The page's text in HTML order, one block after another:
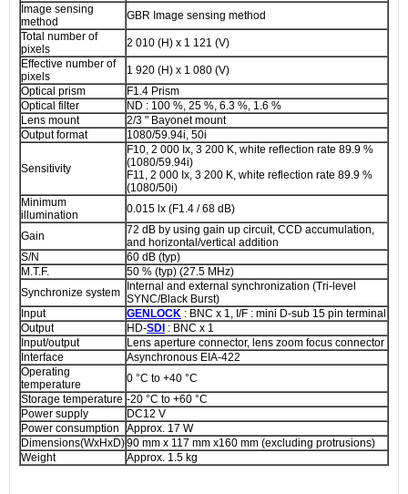
Image sensing
method
GBR Image sensing method
Total number of
pixels
2 010 (H) x 1 121 (V)
Effective number of
pixels
1 920 (H) x 1 080 (V)
Optical prism
F1.4 Prism
Optical filter
ND : 100 %, 25 %, 6.3 %, 1.6 %
Lens mount
2/3 " Bayonet mount
Output format
1080/59.94i, 50i
Sensitivity
F10, 2 000 Ix, 3 200 K, white reflection rate 89.9 %
(1080/59.94i)
F11, 2 000 Ix, 3 200 K, white reflection rate 89.9 %
(1080/50i)
Minimum
illumination
0.015 lx (F1.4 / 68 dB)
Gain
72 dB by using gain up circuit, CCD accumulation,
and horizontal/vertical addition
S/N
60 dB (typ)
M.T.F.
50 % (typ) (27.5 MHz)
Synchronize system Internal and external synchronization (Tri-level
SYNC/Black Burst)
Input
GENLOCK : BNC x 1, I/F : mini D-sub 15 pin terminal
Output
HD-SDI : BNC x 1
Input/output
Lens aperture connector, lens zoom focus connector
Interface
Asynchronous EIA-422
Operating
temperature
0 °C to +40 °C
Storage temperature -20 °C to +60 °C
Power supply
DC12 V
Power consumption
Approx. 17 W
Dimensions(WxHxD)90 mm x 117 mm x160 mm (excluding protrusions)
Weight
Approx. 1.5 kg